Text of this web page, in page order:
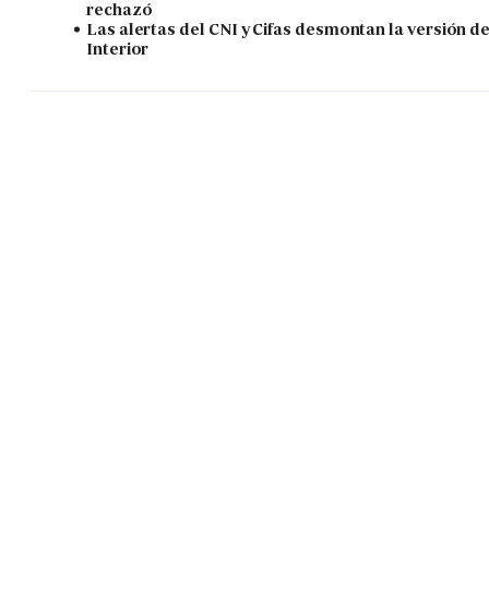
rechazó
Las alertas del CNI y Cifas desmontan la versión
Interior